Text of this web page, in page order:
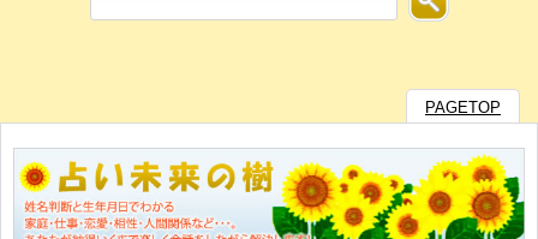
PAGETOP